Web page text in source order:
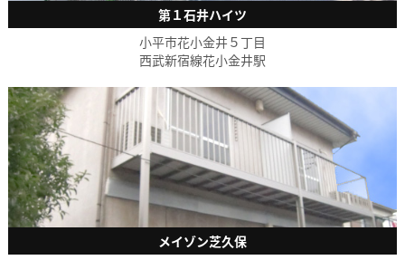
第１石井ハイツ
小平市花小金井５丁目
西武新宿線花小金井駅
メイゾン芝久保